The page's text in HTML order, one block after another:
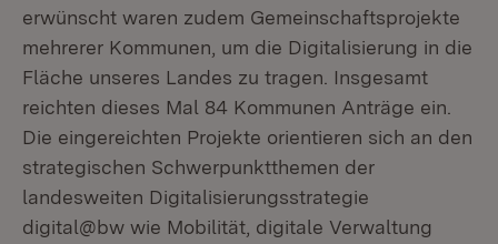
erwünscht waren zudem Gemeinschaftsprojekte
mehrerer Kommunen, um die Digitalisierung in die
Fläche unseres Landes zu tragen. Insgesamt
reichten dieses Mal 84 Kommunen Anträge ein.
Die eingereichten Projekte orientieren sich an den
strategischen Schwerpunktthemen der
landesweiten Digitalisierungsstrategie
digital@bw wie Mobilität, digitale Verwaltung